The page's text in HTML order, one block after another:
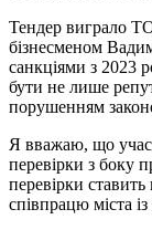
Тендер виграло
бізнесменом
санкціями з 2023
бути не лише
порушенням
Я вважаю, що
перевірки з боку
перевірки ставить
співпрацю міста